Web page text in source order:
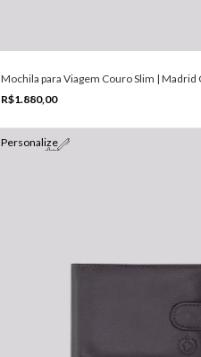
Mochila para Viagem Couro Slim | Madrid
R$1.880,00
Personalize